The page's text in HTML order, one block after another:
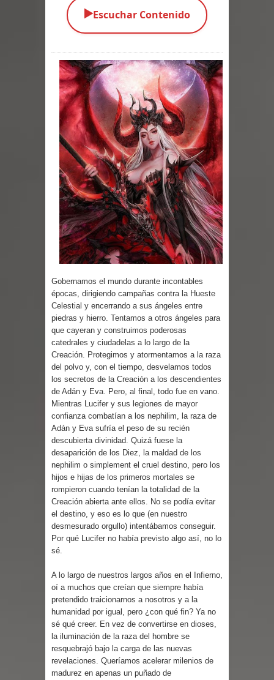
Parte 02: El Enemigo de mi Enemigo
Parte 06: Coletazos
Parte 05: Los Horrores del Infierno
Parte 04: Oídos Sordos
Parte 03: La Traición
Parte 02: Vuelve el Hijo Prodigo
Parte 03: Reflexiones
Parte 02: Un Bicho Raro
Parte 01: Una Misión de Locos
▶️Escuchar Contenido
Gobernamos el mundo durante incontables
épocas, dirigiendo campañas contra la Hueste
Celestial y encerrando a sus ángeles entre
piedras y hierro. Tentamos a otros ángeles para
que cayeran y construimos poderosas
catedrales y ciudadelas a lo largo de la
Creación. Protegimos y atormentamos a la raza
del polvo y, con el tiempo, desvelamos todos
los secretos de la Creación a los descendientes
de Adán y Eva. Pero, al final, todo fue en vano.
Mientras Lucifer y sus legiones de mayor
confianza combatían a los nephilim, la raza de
Adán y Eva sufría el peso de su recién
descubierta divinidad. Quizá fuese la
desaparición de los Diez, la maldad de los
nephilim o simplement el cruel destino, pero los
hijos e hijas de los primeros mortales se
rompieron cuando tenían la totalidad de la
Creación abierta ante ellos. No se podía evitar
el destino, y eso es lo que (en nuestro
desmesurado orgullo) intentábamos conseguir.
Por qué Lucifer no había previsto algo así, no lo
sé.
A lo largo de nuestros largos años en el Infierno,
oí a muchos que creían que siempre había
pretendido traicionarnos a nosotros y a la
humanidad por igual, pero ¿con qué fin? Ya no
sé qué creer. En vez de convertirse en dioses,
la iluminación de la raza del hombre se
resquebrajó bajo la carga de las nuevas
revelaciones. Queríamos acelerar milenios de
madurez en apenas un puñado de